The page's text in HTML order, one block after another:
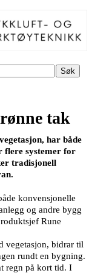
Søk
tak
har både
flere systemer for
tradisjonell
konvensjonelle
og andre bygg
Rune
vegetasjon, bidrar til
rundt en bygning.
regn på kort tid. I